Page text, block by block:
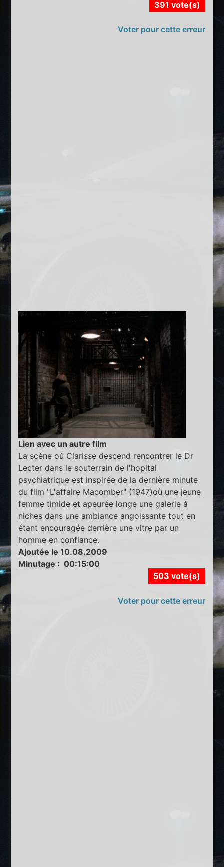
391 vote(s)
Voter pour cette erreur
Lien avec un autre film
La scène où Clarisse descend rencontrer le Dr
Lecter dans le souterrain de l'hopital
psychiatrique est inspirée de la dernière minute
du film "L'affaire Macomber" (1947)où une jeune
femme timide et apeurée longe une galerie à
niches dans une ambiance angoissante tout en
étant encouragée derrière une vitre par un
homme en confiance.
Ajoutée le 10.08.2009
Minutage : 00:15:00
503 vote(s)
Voter pour cette erreur